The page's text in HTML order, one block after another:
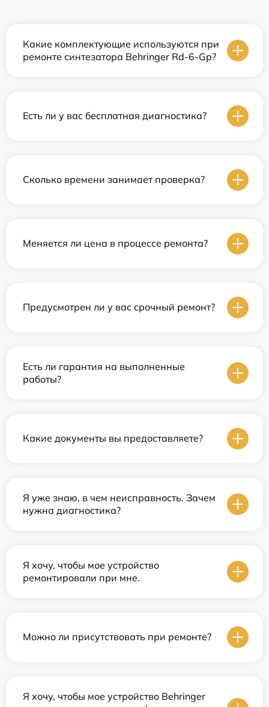
Какие комплектующие используются при
ремонте синтезатора Behringer Rd-6-Gp?
Есть ли у вас бесплатная диагностика?
Сколько времени занимает проверка?
Меняется ли цена в процессе ремонта?
Предусмотрен ли у вас срочный ремонт?
Есть ли гарантия на выполненные
работы?
Какие документы вы предоставляете?
Я уже знаю, в чем неисправность. Зачем
нужна диагностика?
Я хочу, чтобы мое устройство
ремонтировали при мне.
Можно ли присутствовать при ремонте?
Я хочу, чтобы мое устройство Behringer